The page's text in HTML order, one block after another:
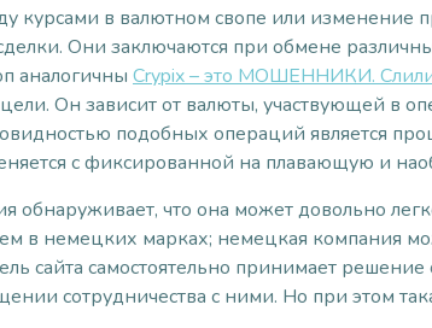
курсами в валютном свопе или изменение
Они заключаются при обмене
аналогичны Crypix – это МОШЕННИКИ. Слили
Он зависит от валюты, участвующей в
подобных операций является
с фиксированной на плавающую и
обнаруживает, что она может довольно
в немецких марках; немецкая компания
сайта самостоятельно принимает
сотрудничества с ними. Но при этом